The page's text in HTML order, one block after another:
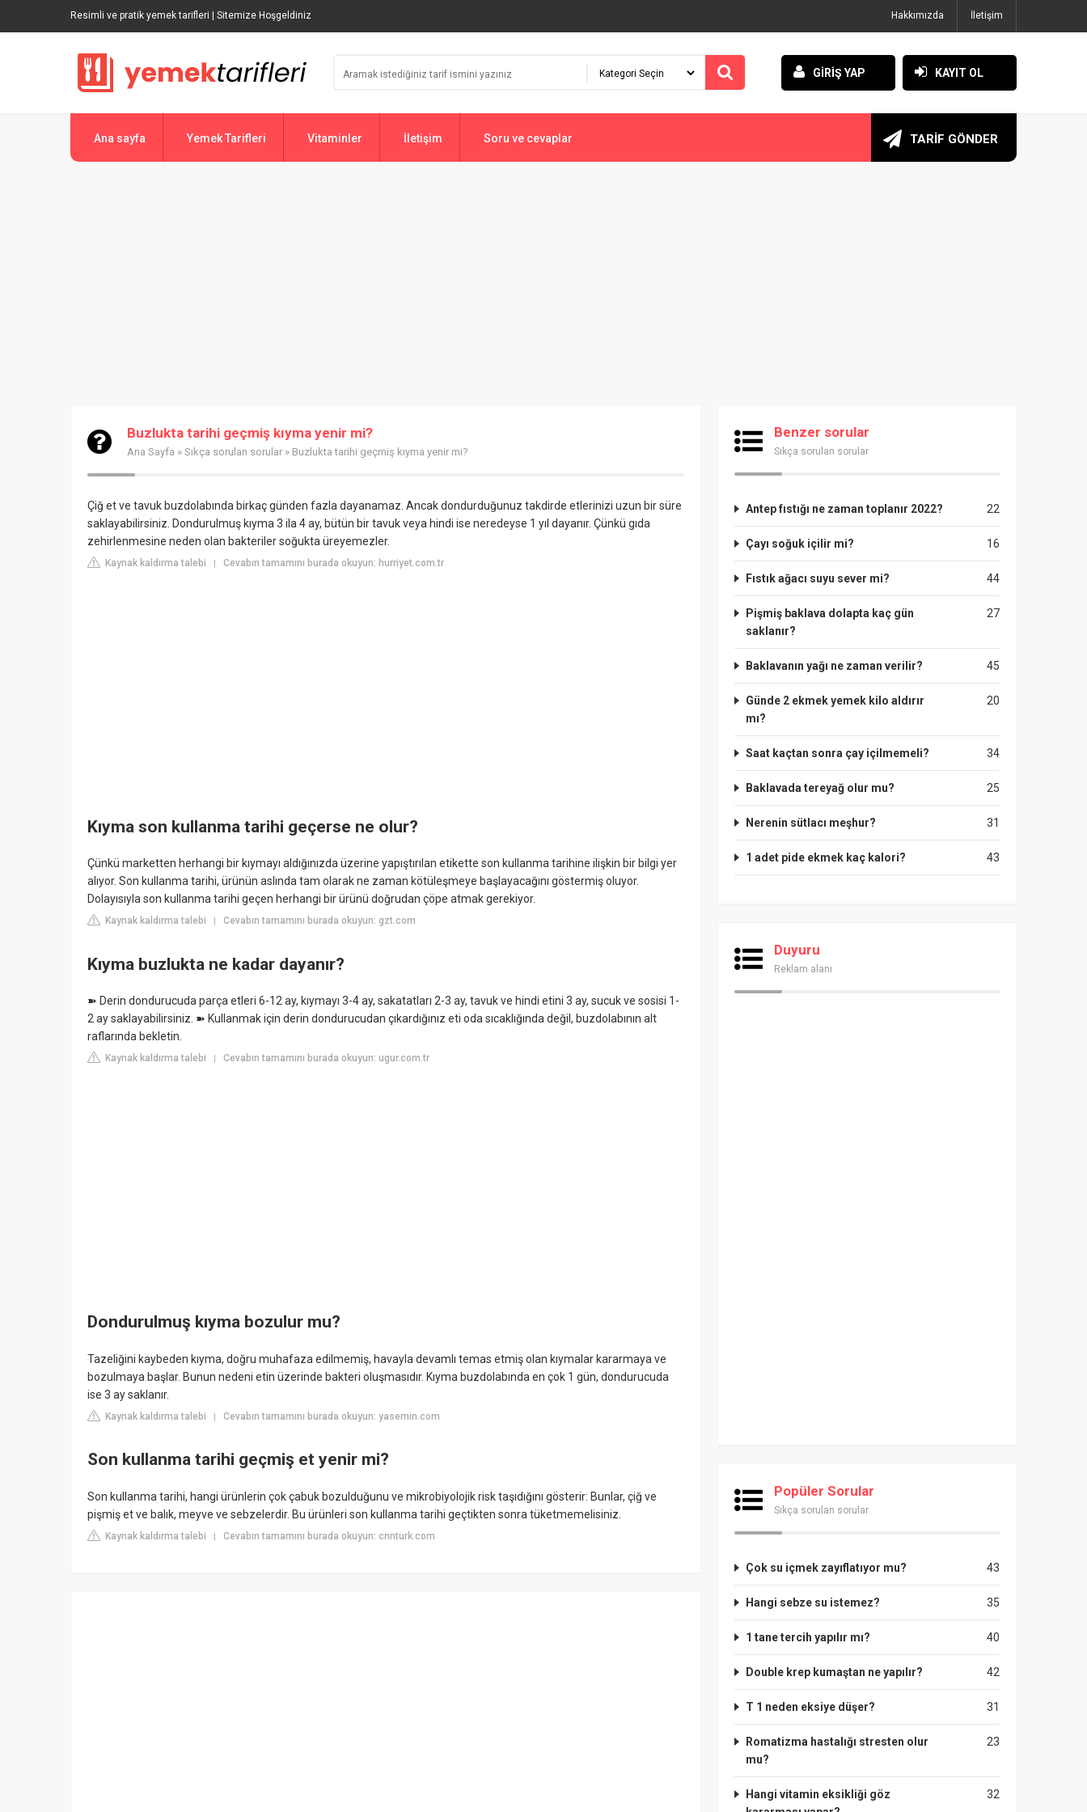
Resimli ve pratik yemek tarifleri | Sitemize Hoşgeldiniz Hakkımızda İletişim
GİRİŞ YAP KAYIT OL
Ana sayfa Yemek Tarifleri Vitaminler İletişim Soru ve cevaplar TARİF GÖNDER
Buzlukta tarihi geçmiş kıyma yenir mi?
Ana Sayfa » Sıkça sorulan sorular » Buzlukta tarihi geçmiş kıyma yenir mi?
Çiğ et ve tavuk buzdolabında birkaç günden fazla dayanamaz. Ancak dondurduğunuz takdirde etlerinizi uzun bir süre
saklayabilirsiniz. Dondurulmuş kıyma 3 ila 4 ay, bütün bir tavuk veya hindi ise neredeyse 1 yıl dayanır. Çünkü gıda
zehirlenmesine neden olan bakteriler soğukta üreyemezler.
Kaynak kaldırma talebi | Cevabın tamamını burada okuyun: hurriyet.com.tr
Kıyma son kullanma tarihi geçerse ne olur?
Çünkü marketten herhangi bir kıymayı aldığınızda üzerine yapıştırılan etikette son kullanma tarihine ilişkin bir bilgi yer
alıyor. Son kullanma tarihi, ürünün aslında tam olarak ne zaman kötüleşmeye başlayacağını göstermiş oluyor.
Dolayısıyla son kullanma tarihi geçen herhangi bir ürünü doğrudan çöpe atmak gerekiyor.
Kaynak kaldırma talebi Cevabın tamamını burada okuyun: gzt.com
Kıyma buzlukta ne kadar dayanır?
➽ Derin dondurucuda parça etleri 6-12 ay, kıymayı 3-4 ay, sakatatları 2-3 ay, tavuk ve hindi etini 3 ay, sucuk ve sosisi 1-
2 ay saklayabilirsiniz. ➽ Kullanmak için derin dondurucudan çıkardığınız eti oda sıcaklığında değil, buzdolabının alt
raflarında bekletin.
Kaynak kaldırma talebi Cevabın tamamını burada okuyun: ugur.com.tr
Dondurulmuş kıyma bozulur mu?
Tazeliğini kaybeden kıyma, doğru muhafaza edilmemiş, havayla devamlı temas etmiş olan kıymalar kararmaya ve
bozulmaya başlar. Bunun nedeni etin üzerinde bakteri oluşmasıdır. Kıyma buzdolabında en çok 1 gün, dondurucuda
ise 3 ay saklanır.
Kaynak kaldırma talebi | Cevabın tamamını burada okuyun: yasemin.com
Son kullanma tarihi geçmiş et yenir mi?
Son kullanma tarihi, hangi ürünlerin çok çabuk bozulduğunu ve mikrobiyolojik risk taşıdığını gösterir: Bunlar, çiğ ve
pişmiş et ve balık, meyve ve sebzelerdir. Bu ürünleri son kullanma tarihi geçtikten sonra tüketmemelisiniz.
Kaynak kaldırma talebi | Cevabın tamamını burada okuyun: cnnturk.com
Benzer sorular
Sıkça sorulan sorular
22
Antep fıstığı ne zaman toplanır 2022?
16
Çayı soğuk içilir mi?
44
Fıstık ağacı suyu sever mi?
27
Pişmiş baklava dolapta kaç gün
saklanır?
45
Baklavanın yağı ne zaman verilir?
20
Günde 2 ekmek yemek kilo aldırır
mı?
34
Saat kaçtan sonra çay içilmemeli?
25
Baklavada tereyağ olur mu?
31
Nerenin sütlacı meşhur?
43
1 adet pide ekmek kaç kalori?
Duyuru
Reklam alanı
Popüler Sorular
Sıkça sorulan sorular
43
Çok su içmek zayıflatıyor mu?
35
Hangi sebze su istemez?
40
1 tane tercih yapılır mı?
42
Double krep kumaştan ne yapılır?
31
T 1 neden eksiye düşer?
23
Romatizma hastalığı stresten olur
mu?
32
Hangi vitamin eksikliği göz